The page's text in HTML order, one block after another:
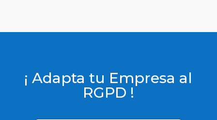
¡ Adapta tu Empresa al
RGPD !